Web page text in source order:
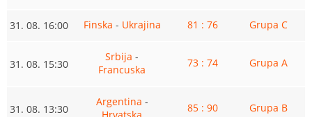
31. 08. 16:00 Finska - Ukrajina 81 : 76 Grupa C
31. 08. 15:30
Srbija -
Francuska
73 : 74 Grupa A
31. 08. 13:30
Argentina -
85 : 90 Grupa B